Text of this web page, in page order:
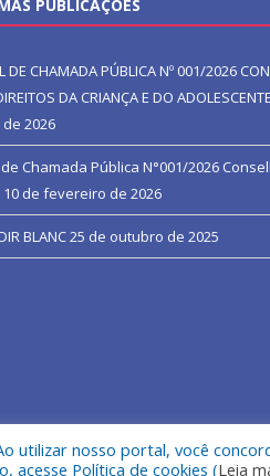
PUBLICAÇÕES
DE CHAMADA PÚBLICA Nº 001/2026
DA CRIANÇA E DO ADOLESCENTE
2026
Chamada Pública N°001/2026
10 de fevereiro de 2026
BLANC25 de outubro de 2025
utilizar nosso portal, você
acesse Política de cookies (Leia